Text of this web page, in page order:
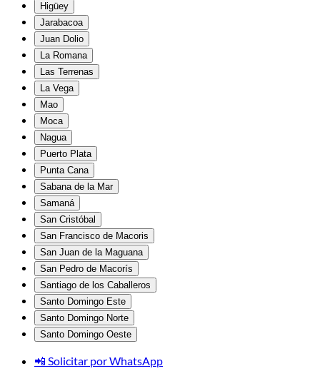
Higüey
Jarabacoa
Juan Dolio
La Romana
Las Terrenas
La Vega
Mao
Moca
Nagua
Puerto Plata
Punta Cana
Sabana de la Mar
Samaná
San Cristóbal
San Francisco de Macoris
San Juan de la Maguana
San Pedro de Macorís
Santiago de los Caballeros
Santo Domingo Este
Santo Domingo Norte
Santo Domingo Oeste
📲 Solicitar por WhatsApp